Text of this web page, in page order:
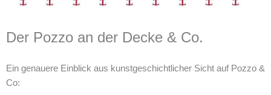
Der Pozzo an der Decke & Co.
Ein genauere Einblick aus kunstgeschichtlicher Sicht auf Pozzo &
Co: